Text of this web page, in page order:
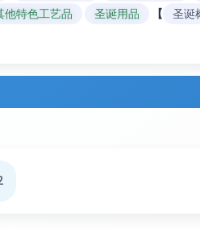
他特色工艺品 圣诞用品 【 圣诞